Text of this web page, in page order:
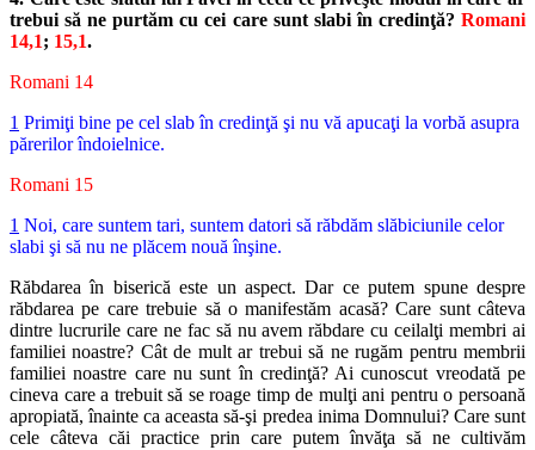
trebui să ne purtăm cu cei care sunt slabi în credinţă? Romani
14,1; 15,1.
Romani 14
1 Primiţi bine pe cel slab în credinţă şi nu vă apucaţi la vorbă asupra
părerilor îndoielnice.
Romani 15
1 Noi, care suntem tari, suntem datori să răbdăm slăbiciunile celor
slabi şi să nu ne plăcem nouă înşine.
Răbdarea în biserică este un aspect. Dar ce putem spune despre
răbdarea pe care trebuie să o manifestăm acasă? Care sunt câteva
dintre lucrurile care ne fac să nu avem răbdare cu ceilalţi membri ai
familiei noastre? Cât de mult ar trebui să ne rugăm pentru membrii
familiei noastre care nu sunt în credinţă? Ai cunoscut vreodată pe
cineva care a trebuit să se roage timp de mulţi ani pentru o persoană
apropiată, înainte ca aceasta să-şi predea inima Domnului? Care sunt
cele câteva căi practice prin care putem învăţa să ne cultivăm